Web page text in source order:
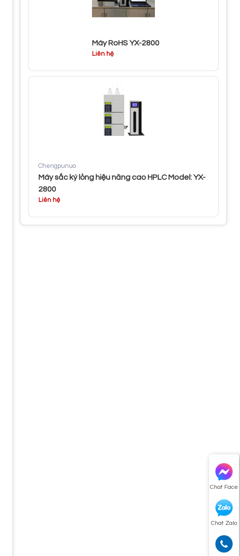
Chat Face
Chat Zalo
Máy RoHS YX-2800
Liên hệ
Chengpunuo
Máy sắc ký lỏng hiệu năng cao HPLC Model: YX-
2800
Liên hệ